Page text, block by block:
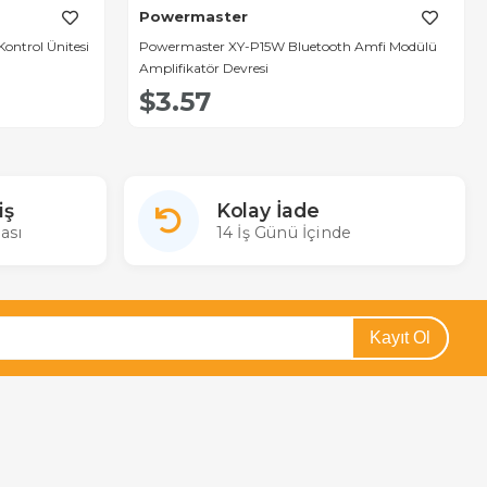
Ünitesi
Powermaster
Powermaster XY-P15W Bluetooth Amfi Modülü
Amplifikatör Devresi
$3.57
Kolay İade
14 İş Günü İçinde
Kayıt Ol